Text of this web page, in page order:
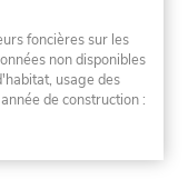
foncières sur les
non disponibles
usage des
de construction :